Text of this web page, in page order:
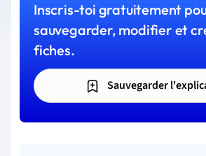
Inscris-toi gratuitement
sauvegarder, modifier et
fiches.
Sauvegarder